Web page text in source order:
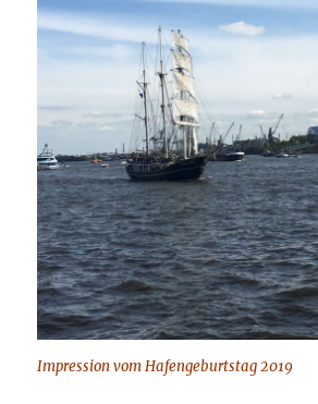
Impression vom Hafengeburtstag 2019